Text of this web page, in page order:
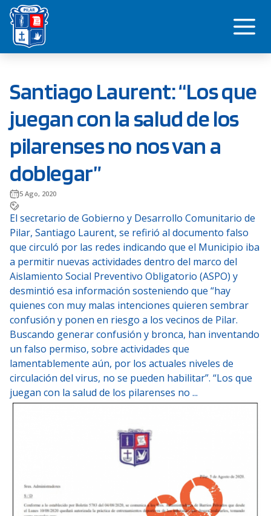
Saltar
contenido
Santiago Laurent: “Los que
juegan con la salud de los
pilarenses no nos van a
doblegar”
5 Ago, 2020
El secretario de Gobierno y Desarrollo Comunitario de
Pilar, Santiago Laurent, se refirió al documento falso
que circuló por las redes indicando que el Municipio iba
a permitir nuevas actividades dentro del marco del
Aislamiento Social Preventivo Obligatorio (ASPO) y
desmintió esa información sosteniendo que “hay
quienes con muy malas intenciones quieren sembrar
confusión y ponen en riesgo a los vecinos de Pilar.
Buscando generar confusión y bronca, han inventando
un falso permiso, sobre actividades que
lamentablemente aún, por los actuales niveles de
circulación del virus, no se pueden habilitar”. “Los que
juegan con la salud de los pilarenses no ...